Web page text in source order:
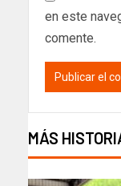
en este
comente.
MÁS